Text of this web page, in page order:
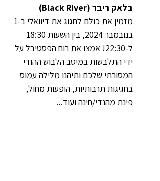
בלאק ריבר (Black River)
ל-22:30! אמצו את רוח הפסטיבל על
ידי התלבשות במיטב הלבוש ההודי
המסורתי שלכם ותיהנו מלילה עמוס
בחגיגות תרבותיות, הופעות מחול,
פינת מהנדי/חינה ועוד...